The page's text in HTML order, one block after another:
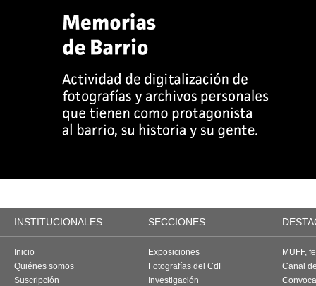
INSTITUCIONALES SECCIONES
Inicio
Quiénes somos
Suscripción
Exposiciones
Fotografías del CdF
Investigación
MUFF,
Canal